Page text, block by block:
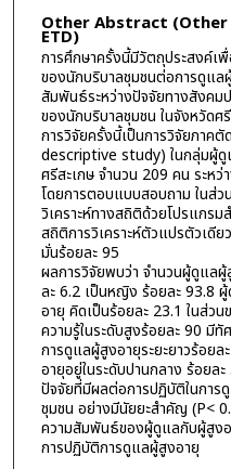
Other Abstract
ETD)
การศึกษาครั้งนี้มีวัตถุประสงค์เ
ของนักบริบาลชุมชนต่อการดูแล
สัมพันธ์ระหว่างปัจจัยทางสังคม
ของนักบริบาลชุมชน ในจังหวัดศ
การวิจัยครั้งนี้เป็นการวิจัยภาค
descriptive study) ในกลุ่มผู้ดู
ศรีสะเกษ จำนวน 209 คน ระห
โดยการตอบแบบสอบถาม ในส่ว
วิเคราะห์ทางสถิติด้วยโปรแกรม
สถิติการวิเคราะห์ตัวแปรตัวเดี
มั่นร้อยละ 95
ผลการวิจัยพบว่า จำนวนผู้ดูแล
ละ 6.2 เป็นหญิง ร้อยละ 93.8
อายุ คิดเป็นร้อยละ 23.1 ในส่ว
ความรู้ในระดับสูงร้อยละ 90 มี
การดูแลผู้สูงอายุระยะยาวร้อย
อายุอยู่ในระดับปานกลาง ร้อยล
ปัจจัยที่มีผลต่อการปฏิบัติในการ
ชุมชน อย่างมีนัยยะสำคัญ (P<
ความสัมพันธ์ของผู้ดูแลกับผู้สูง
การปฏิบัติการดูแลผู้สูงอายุ